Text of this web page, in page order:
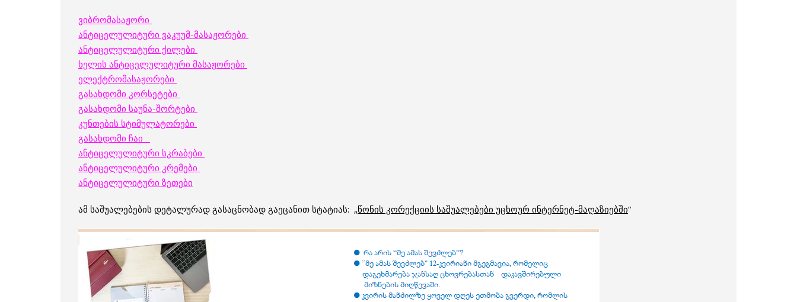
ვიბრომასაჟორი
ანტიცელულიტური ვაკუუმ-მასაჟორები
ანტიცელულიტური ქილები
ხელის ანტიცელულიტური მასაჟორები
ელექტრომასაჟორები
გასახდომი კორსეტები
გასახდომი საუნა-შორტები
კუნთების სტიმულატორები
გასახდომი ჩაი
ანტიცელულიტური სკრაბები
ანტიცელულიტური კრემები
ანტიცელულიტური ზეთები
ამ საშუალებების დეტალურად გასაცნობად გაეცანით სტატიას: „წონის კორექციის საშუალებები უცხოურ ინტერნეტ-მაღაზიებში“